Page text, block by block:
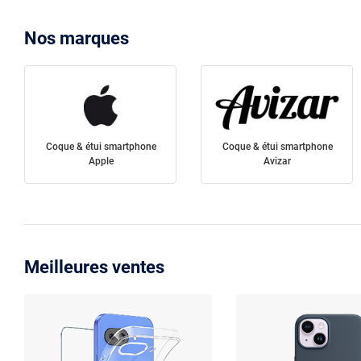
Nos marques
Coque & étui smartphone
Apple
Coque & étui smartphone
Avizar
Meilleures ventes